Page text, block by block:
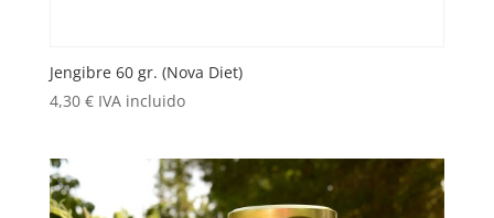
Jengibre 60 gr. (Nova Diet)
4,30 € IVA incluido